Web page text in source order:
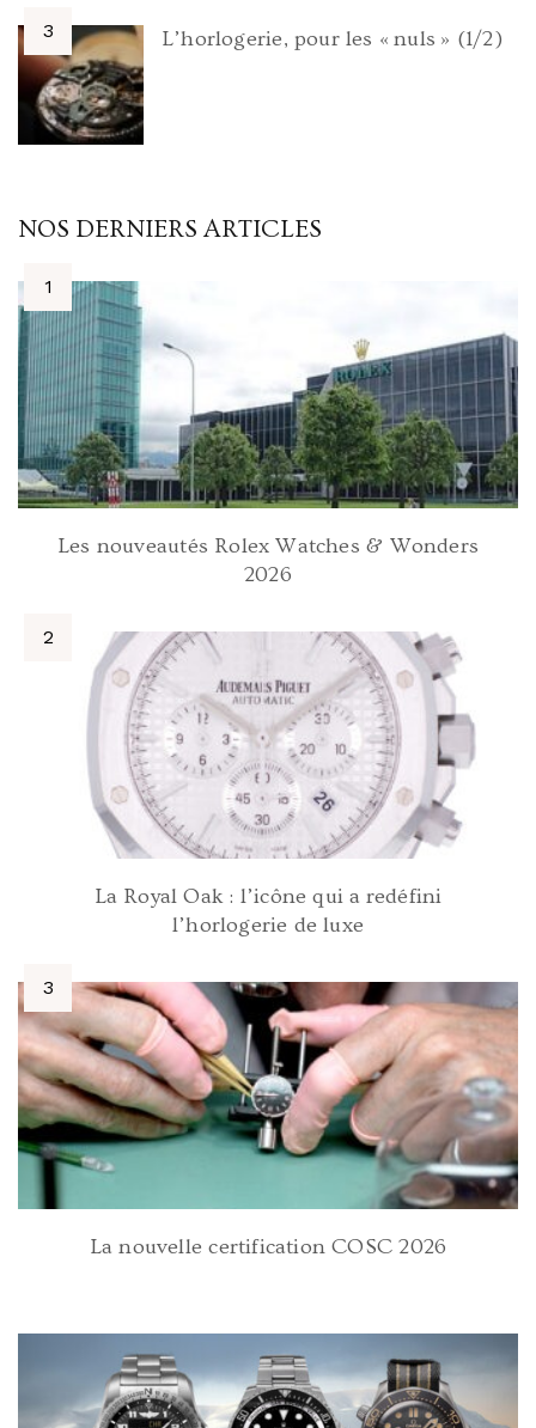
L’horlogerie, pour les « nuls » (1/2)
NOS DERNIERS ARTICLES
Les nouveautés Rolex Watches & Wonders
2026
La Royal Oak : l’icône qui a redéfini
l’horlogerie de luxe
La nouvelle certification COSC 2026